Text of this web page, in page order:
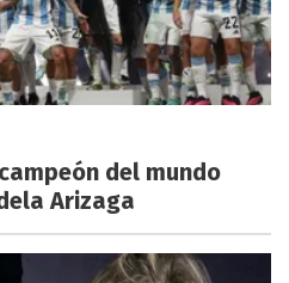
del mundo
Arizaga